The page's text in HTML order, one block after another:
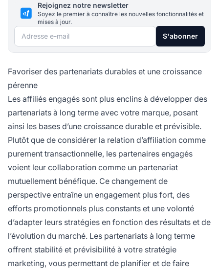
Rejoignez notre newsletter
Soyez le premier à connaître les nouvelles fonctionnalités et
mises à jour.
Adresse e-mail S'abonner
Favoriser des partenariats durables et une croissance
pérenne
Les affiliés engagés sont plus enclins à développer des
partenariats à long terme avec votre marque, posant
ainsi les bases d’une croissance durable et prévisible.
Plutôt que de considérer la relation d’affiliation comme
purement transactionnelle, les partenaires engagés
voient leur collaboration comme un partenariat
mutuellement bénéfique. Ce changement de
perspective entraîne un engagement plus fort, des
efforts promotionnels plus constants et une volonté
d’adapter leurs stratégies en fonction des résultats et de
l’évolution du marché. Les partenariats à long terme
offrent stabilité et prévisibilité à votre stratégie
marketing, vous permettant de planifier et de faire